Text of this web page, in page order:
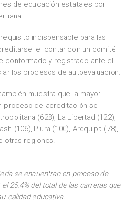
de educación estatales por
indispensable para las
el contar con un comité
conformado y registrado ante el
los procesos de autoevaluación.
muestra que la mayor
proceso de acreditación se
(628), La Libertad (122),
(106), Piura (100), Arequipa (78),
otras regiones.
se encuentran en proceso de
25.4% del total de las carreras que
calidad educativa.